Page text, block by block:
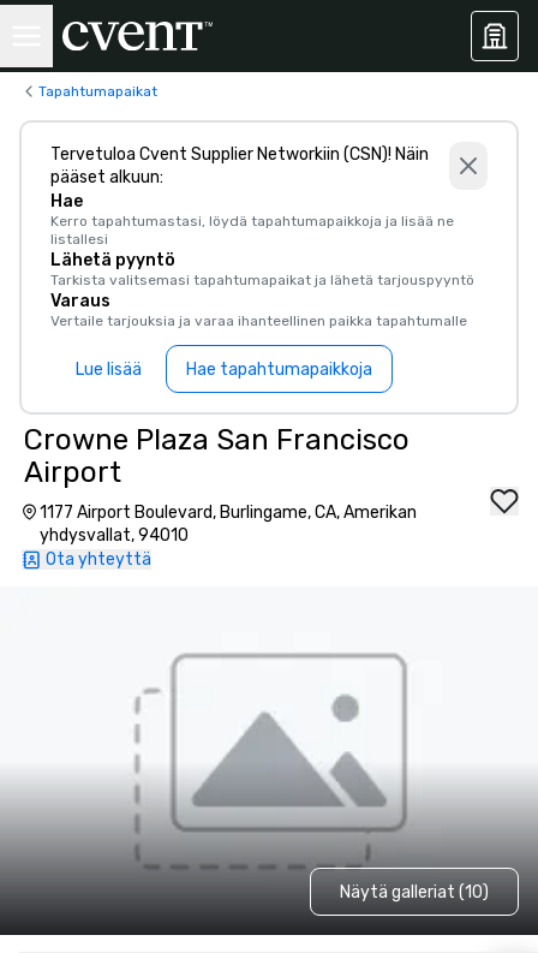
Tapahtumapaikat
Tervetuloa Cvent Supplier Networkiin (CSN)! Näin
pääset alkuun:
Hae
Kerro tapahtumastasi, löydä tapahtumapaikkoja ja lisää ne
listallesi
Lähetä pyyntö
Tarkista valitsemasi tapahtumapaikat ja lähetä tarjouspyyntö
Varaus
Vertaile tarjouksia ja varaa ihanteellinen paikka tapahtumalle
Lue lisää Hae tapahtumapaikkoja
Crowne Plaza San Francisco
Airport
1177 Airport Boulevard, Burlingame, CA, Amerikan
yhdysvallat, 94010
Ota yhteyttä
Näytä galleriat (10)